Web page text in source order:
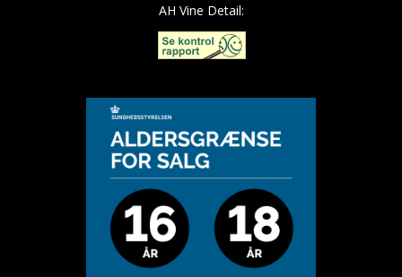
AH Vine Detail: